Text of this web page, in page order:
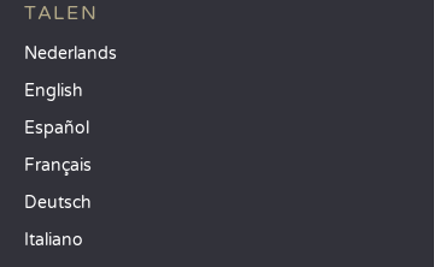
TALEN
Nederlands
English
Español
Français
Deutsch
Italiano